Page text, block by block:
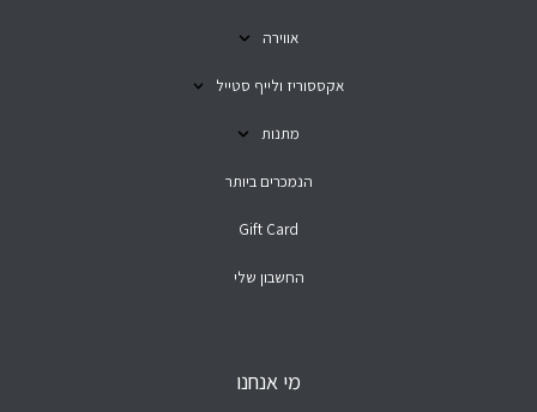
אווירה
אקססוריז ולייף סטייל
מתנות
הנמכרים ביותר
Gift Card
החשבון שלי
מי אנחנו